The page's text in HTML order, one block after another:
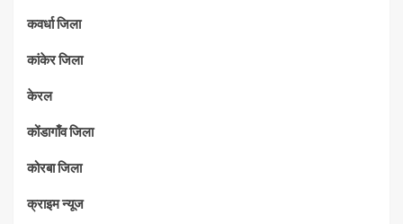
कवर्धा जिला
कांकेर जिला
केरल
कोंडागाँव जिला
कोरबा जिला
क्राइम न्यूज